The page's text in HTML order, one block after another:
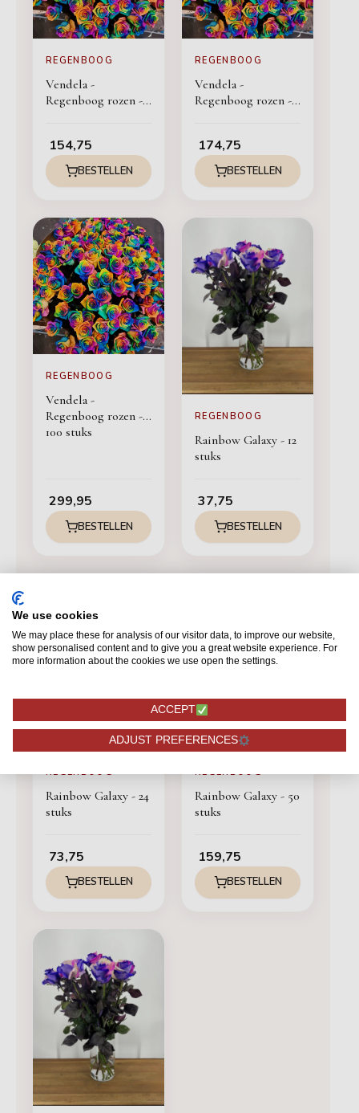
REGENBOOG
Vendela -
Regenboog rozen -
154,75
BESTELLEN
REGENBOOG
Vendela -
Regenboog rozen -
174,75
BESTELLEN
REGENBOOG
Vendela -
Regenboog rozen -
100 stuks
299,95
BESTELLEN
REGENBOOG
Rainbow Galaxy - 12
stuks
37,75
BESTELLEN
REGENBOOG
Rainbow Galaxy - 24
stuks
73,75
BESTELLEN
REGENBOOG
Rainbow Galaxy - 50
stuks
159,75
BESTELLEN
We use cookies
We may place these for analysis of our visitor data, to improve our website,
show personalised content and to give you a great website experience. For
more information about the cookies we use open the settings.
ACCEPT
ADJUST PREFERENCES